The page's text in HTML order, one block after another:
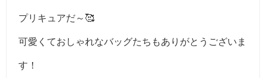
プリキュアだ～🥰
可愛くておしゃれなバッグたちもありがとうございま
す！